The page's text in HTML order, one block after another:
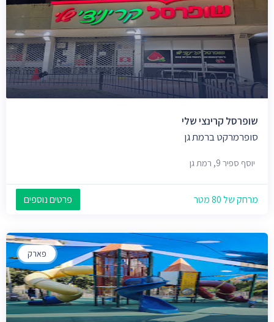
שופרסל קרינצי שלי
סופרמרקט ברמת גן
יוסף ספיר 9, רמת גן
מרחק של 80 מטר פרטים נוספים
פארק